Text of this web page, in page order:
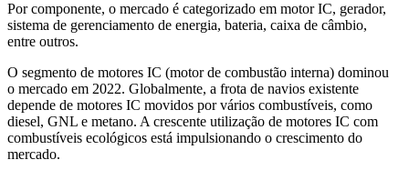
Por componente, o mercado é categorizado em motor IC, gerador,
sistema de gerenciamento de energia, bateria, caixa de câmbio,
entre outros.
O segmento de motores IC (motor de combustão interna) dominou
o mercado em 2022. Globalmente, a frota de navios existente
depende de motores IC movidos por vários combustíveis, como
diesel, GNL e metano. A crescente utilização de motores IC com
combustíveis ecológicos está impulsionando o crescimento do
mercado.